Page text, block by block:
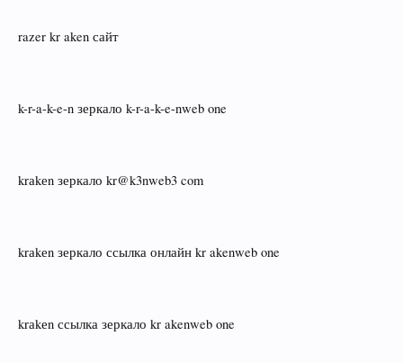
razer kr aken сайт
k-r-a-k-e-n зеркало k-r-a-k-e-nweb one
krаkеn зеркало kr@k3nweb3 com
krаkеn зеркало ссылка онлайн kr akenweb one
krаkеn ссылка зеркало kr akenweb one